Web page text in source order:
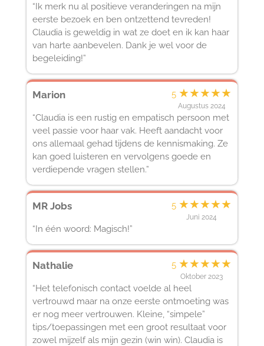
“Ik merk nu al positieve veranderingen na mijn
eerste bezoek en ben ontzettend tevreden!
Claudia is geweldig in wat ze doet en ik kan haar
van harte aanbevelen. Dank je wel voor de
begeleiding!”
Marion 5 ★★★★★
Augustus 2024
“Claudia is een rustig en empatisch persoon met
veel passie voor haar vak. Heeft aandacht voor
ons allemaal gehad tijdens de kennismaking. Ze
kan goed luisteren en vervolgens goede en
verdiepende vragen stellen.”
MR Jobs 5 ★★★★★
Juni 2024
“In één woord: Magisch!”
Nathalie 5 ★★★★★
Oktober 2023
“Het telefonisch contact voelde al heel
vertrouwd maar na onze eerste ontmoeting was
er nog meer vertrouwen. Kleine, “simpele”
tips/toepassingen met een groot resultaat voor
zowel mijzelf als mijn gezin (win win). Claudia is